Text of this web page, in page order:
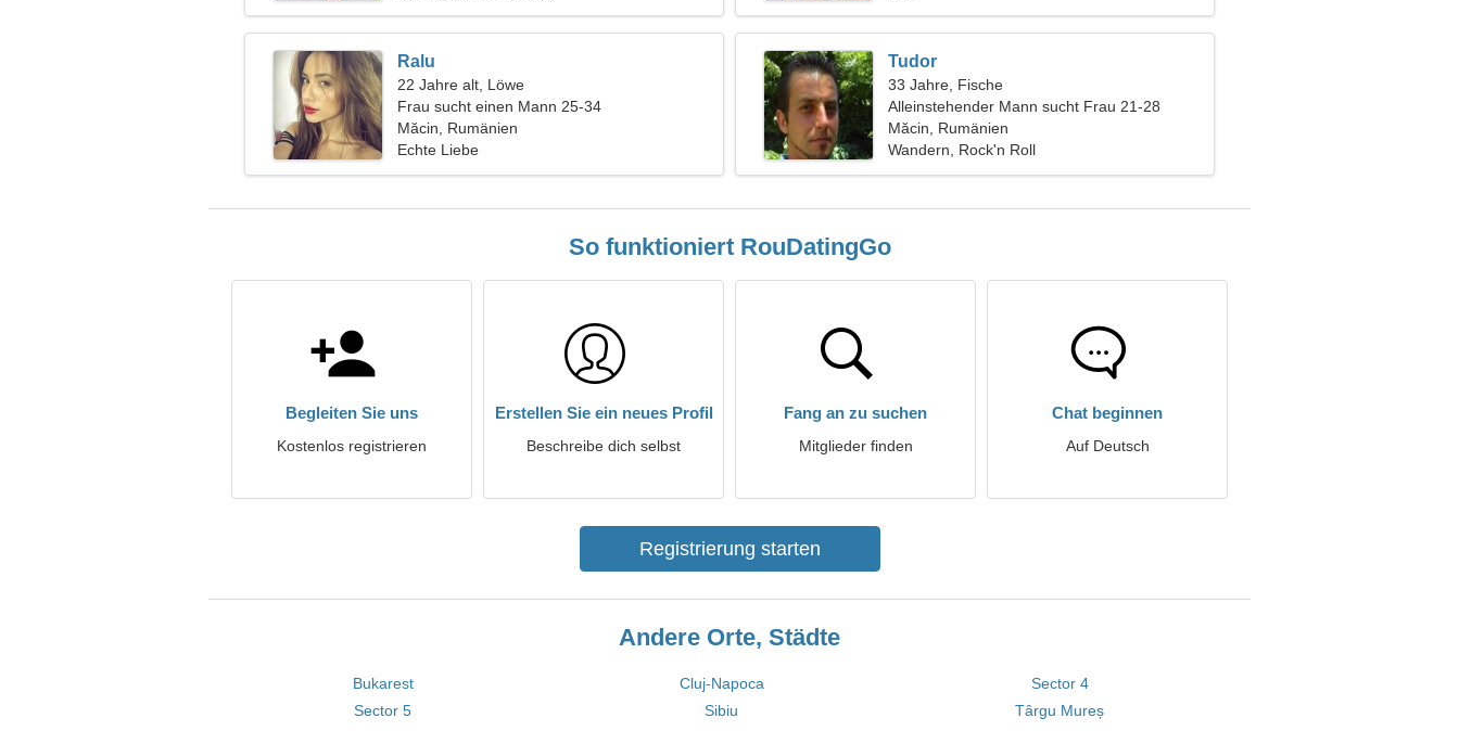
Ralu
22 Jahre alt, Löwe
Frau sucht einen Mann 25-34
Măcin, Rumänien
Echte Liebe
Tudor
33 Jahre, Fische
Alleinstehender Mann sucht Frau 21-28
Măcin, Rumänien
Wandern, Rock'n Roll
So funktioniert RouDatingGo
Begleiten Sie uns
Kostenlos registrieren
Erstellen Sie ein neues Profil
Beschreibe dich selbst
Fang an zu suchen
Mitglieder finden
Chat beginnen
Auf Deutsch
Registrierung starten
Andere Orte, Städte
Bukarest Cluj-Napoca
Sector 4
Sector 5
Sibiu
Târgu Mureș